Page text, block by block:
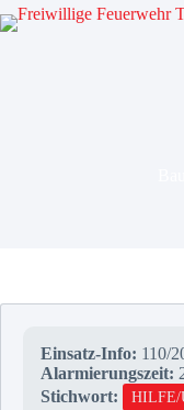
Zum
Inhalt
Einsatz-Info: 110/
Alarmierungszeit:
Stichwort:
HILFE/